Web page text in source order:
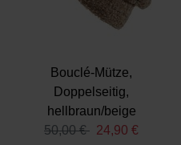
Bouclé-Mütze,
Doppelseitig,
hellbraun/beige
50,00 €
24,90 €